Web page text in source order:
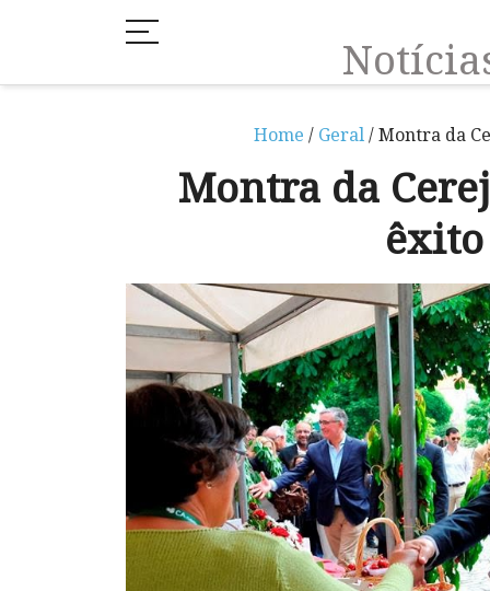
Home / Geral/ Montra da
Montra da